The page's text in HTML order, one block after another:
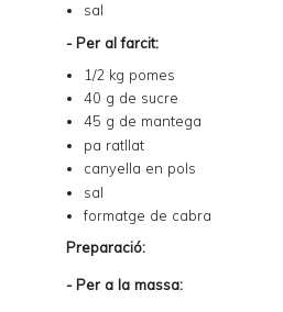
sal
- Per al farcit:
1/2 kg pomes
40 g de sucre
45 g de mantega
pa ratllat
canyella en pols
sal
formatge de cabra
Preparació:
- Per a la massa: